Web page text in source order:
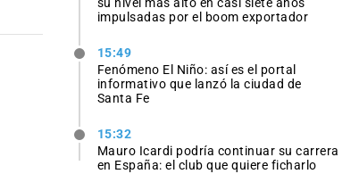
impulsadas por el boom exportador
15:49
Fenómeno El Niño: así es el portal
informativo que lanzó la ciudad de
Santa Fe
15:32
Mauro Icardi podría continuar su carrera
en España: el club que quiere ficharlo